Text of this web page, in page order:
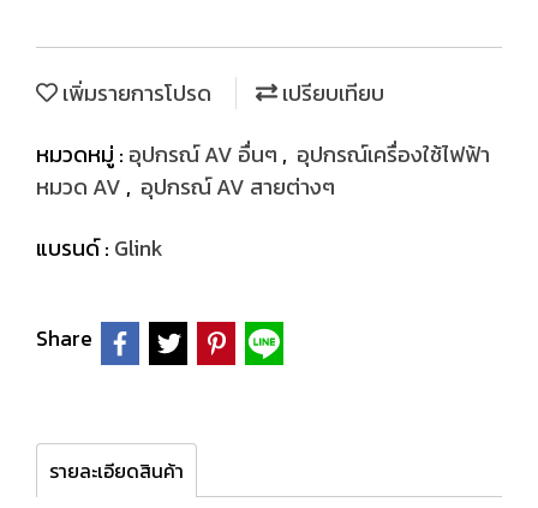
เพิ่มรายการโปรด
เปรียบเทียบ
หมวดหมู่ : อุปกรณ์ AV อื่นๆ , อุปกรณ์เครื่องใช้ไฟฟ้า
หมวด AV , อุปกรณ์ AV สายต่างๆ
แบรนด์ : Glink
Share
รายละเอียดสินค้า